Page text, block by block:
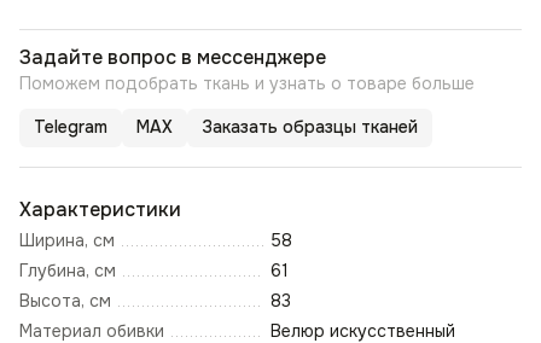
Задайте вопрос в мессенджере
Поможем подобрать ткань и узнать о товаре больше
Telegram MAX Заказать образцы тканей
Характеристики
Ширина, см
58
Глубина, см
61
Высота, см
83
Материал обивки
Велюр искусственный